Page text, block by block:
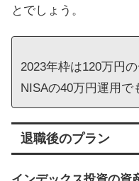
とでしょう。
2023年枠は120万円
NISAの40万円運用で
退職後のプラン